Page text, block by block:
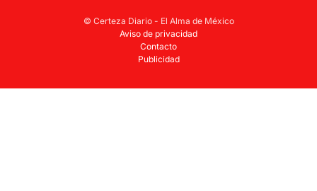
© Certeza Diario - El Alma de México
Aviso de privacidad
Contacto
Publicidad